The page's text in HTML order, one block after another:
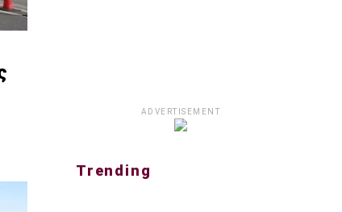
ADVERTISEMENT
Trending